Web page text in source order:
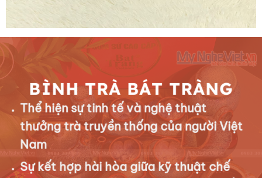
BÌNH TRÀ BÁT TRÀNG
Thể hiện sự tinh tế và nghệ thuật
thưởng trà truyền thống của người Việt
Nam
Sự kết hợp hài hòa giữa kỹ thuật chế